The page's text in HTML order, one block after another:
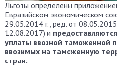
Льготы определены
Евразийском экономическом
29.05.2014 г., ред. от
12.08.2017) и
уплаты ввозной таможенной
ввозимых на таможенную
стран: